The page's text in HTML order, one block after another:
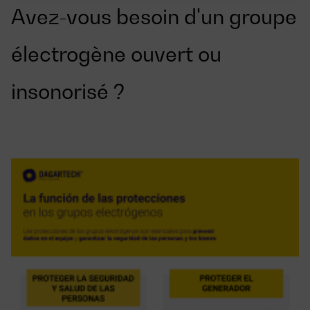
Avez-vous besoin d'un groupe
électrogène ouvert ou
insonorisé ?